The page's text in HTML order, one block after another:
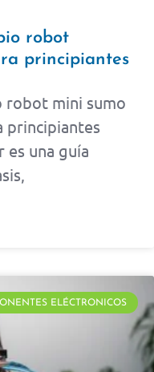
robot
principiantes
robot mini sumo
principiantes
es una guía
ELÉCTRONICOS